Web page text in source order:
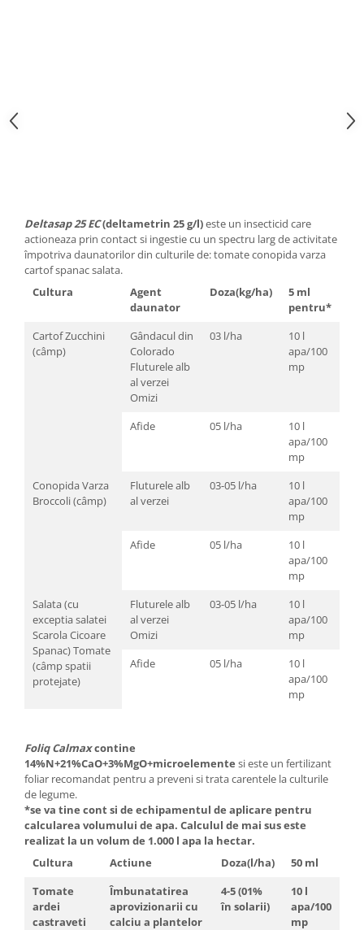
Deltasap 25 EC(deltametrin 25 g/l)este un insecticid care
actioneaza prin contact si ingestie cu un spectru larg de activitate
împotriva daunatorilor din culturile de: tomate conopida varza
cartof spanac salata.
Cultura
Agent
daunator
Doza(kg/ha)
5 ml
pentru*
Cartof Zucchini
(câmp)
Gândacul din
Colorado
Fluturele alb
al verzei
Omizi
03 l/ha
10 l
apa/100
mp
Afide 05 l/ha
10 l
apa/100
mp
Conopida Varza
Broccoli (câmp)
Fluturele alb
al verzei
03-05 l/ha
10 l
apa/100
mp
Afide
05 l/ha
10 l
apa/100
mp
Salata (cu
exceptia salatei
Scarola Cicoare
Spanac) Tomate
(câmp spatii
protejate)
Fluturele alb
al verzei
Omizi
03-05 l/ha
10 l
apa/100
mp
Afide
05 l/ha
10 l
apa/100
mp
Foliq Calmaxcontine
14%N+21%CaO+3%MgO+microelemente si este un fertilizant
foliar recomandat pentru a preveni si trata carentele la culturile
de legume.
*se va tine cont si de echipamentul de aplicare pentru
calcularea volumului de apa. Calculul de mai sus este
realizat la un volum de 1.000 l apa la hectar.
Cultura
Actiune Doza(l/ha)
50 ml
Tomate
ardei
castraveti
Îmbunatatirea
aprovizionarii cu
calciu a plantelor
4-5 (01%
în solarii)
10 l
apa/100
mp